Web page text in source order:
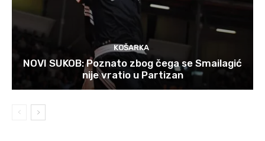
KOŠARKA
NOVI SUKOB: Poznato zbog čega se Smailagić
nije vratio u Partizan